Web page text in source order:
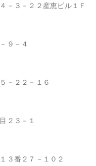
－３－２２産恵ビル１Ｆ
９－４
－２２－１６
２３－１
３番２７－１０２